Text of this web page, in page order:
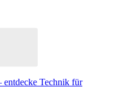
Technik für